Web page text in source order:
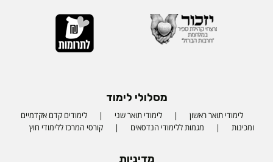
מסלולי לימוד
לימודי תואר ראשון לימודי תואר שני
לימודים קדם אקדמיים
ומכינות
מגמות ללימודי הנדסאים קורסי המרכז ללימודי חוץ
מדיניות